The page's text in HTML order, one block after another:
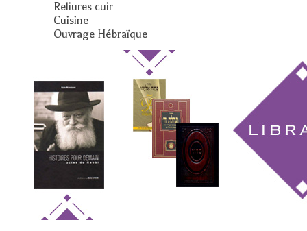
Reliures cuir
Cuisine
Ouvrage Hébraïque